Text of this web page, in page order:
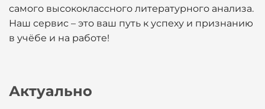
самого высококлассного литературного анализа.
Наш сервис – это ваш путь к успеху и признанию
в учёбе и на работе!
Актуально